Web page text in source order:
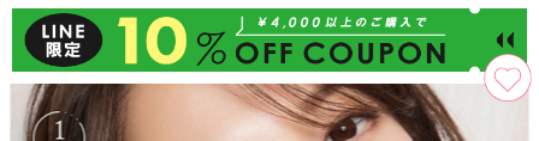
t
i
o
n